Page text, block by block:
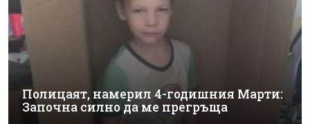
Полицаят, намерил 4-годишния Марти:
Започна силно да ме прегръща